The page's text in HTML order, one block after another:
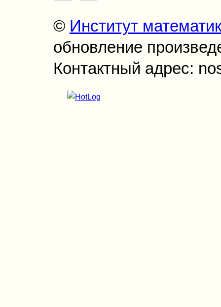
© Институт
обновление
Контактный адрес: